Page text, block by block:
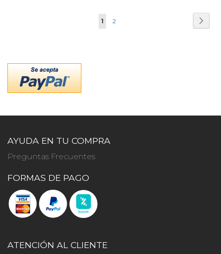
Página
Actualmente
1 Página
2
AYUDA EN TU COMPRA
Preguntas Frecuentes
FORMAS DE PAGO
ATENCIÓN AL CLIENTE